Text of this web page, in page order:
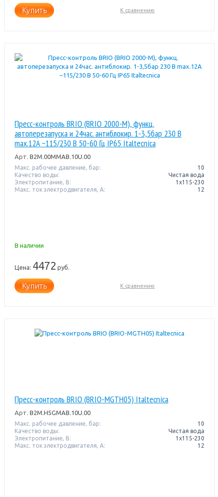
Купить К сравнению
Пресс-контроль BRIO (BRIO 2000-M), функц.
автоперезапуска и 24час. антиблокир. 1-3,5бар 230 В
max.12A ~115/230 В 50-60 Гц IP65 Italtecnica
Арт. B2M.00MMAB.10U.00
Макс. рабочее давление, бар:
10
Качество воды:
Чистая вода
Электропитание, В:
1x115-230
Макс. ток электродвигателя, А:
12
В наличии
Цена: 4472 руб.
Купить К сравнению
Пресс-контроль BRIO (BRIO-MGTH05) Italtecnica
Арт. B2M.H5GMAB.10U.00
Макс. рабочее давление, бар:
10
Качество воды:
Чистая вода
Электропитание, В:
1x115-230
Макс. ток электродвигателя, А:
12